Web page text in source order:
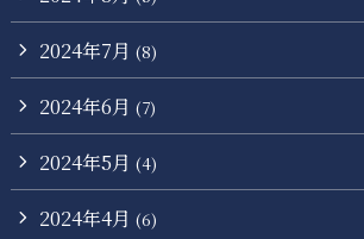
2024年7月 (8)
2024年6月 (7)
2024年5月 (4)
2024年4月 (6)